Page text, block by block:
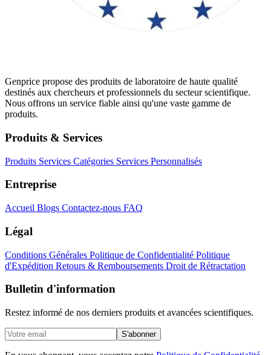
Genprice propose des produits de laboratoire de haute qualité
destinés aux chercheurs et professionnels du secteur scientifique.
Nous offrons un service fiable ainsi qu'une vaste gamme de
produits.
Produits & Services
Produits Services Catégories Services Personnalisés
Entreprise
Accueil Blogs Contactez-nous FAQ
Légal
Conditions Générales Politique de Confidentialité Politique
d'Expédition Retours & Remboursements Droit de Rétractation
Bulletin d'information
Restez informé de nos derniers produits et avancées scientifiques.
S'abonner